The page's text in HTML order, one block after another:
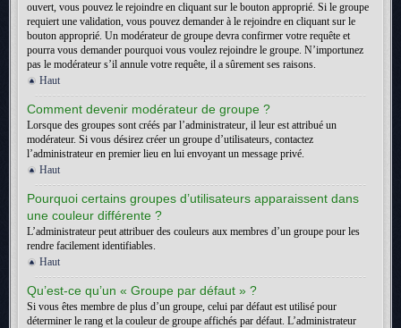
ouvert, vous pouvez le rejoindre en cliquant sur le bouton approprié. Si le groupe
requiert une validation, vous pouvez demander à le rejoindre en cliquant sur le
bouton approprié. Un modérateur de groupe devra confirmer votre requête et
pourra vous demander pourquoi vous voulez rejoindre le groupe. N’importunez
pas le modérateur s’il annule votre requête, il a sûrement ses raisons.
Haut
Comment devenir modérateur de groupe ?
Lorsque des groupes sont créés par l’administrateur, il leur est attribué un
modérateur. Si vous désirez créer un groupe d’utilisateurs, contactez
l’administrateur en premier lieu en lui envoyant un message privé.
Haut
Pourquoi certains groupes d’utilisateurs apparaissent dans
une couleur différente ?
L’administrateur peut attribuer des couleurs aux membres d’un groupe pour les
rendre facilement identifiables.
Haut
Qu’est-ce qu’un « Groupe par défaut » ?
Si vous êtes membre de plus d’un groupe, celui par défaut est utilisé pour
déterminer le rang et la couleur de groupe affichés par défaut. L’administrateur